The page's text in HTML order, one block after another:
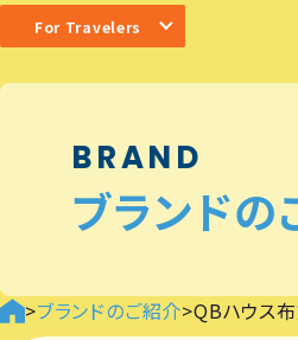
For Travelers
BRAND
ブランドの
>ブランドのご紹介>QBハウス